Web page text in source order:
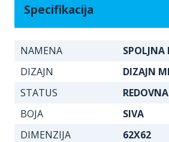
Specifikacija
NAMENA
DIZAJN
DIZAJN
STATUS
BOJA
SIVA
DIMENZIJA
62X62